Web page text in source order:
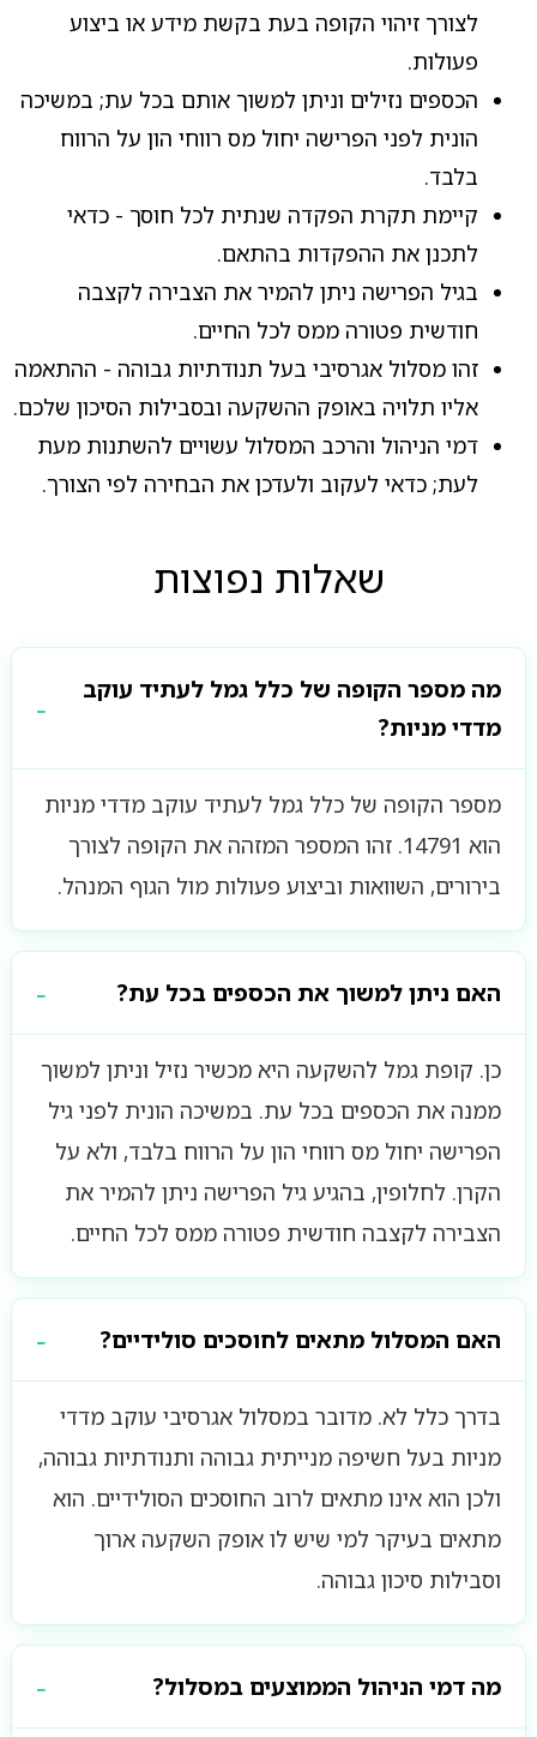
לצורך זיהוי הקופה בעת בקשת מידע או ביצוע
פעולות.
הכספים נזילים וניתן למשוך אותם בכל עת; במשיכה
הונית לפני הפרישה יחול מס רווחי הון על הרווח
בלבד.
קיימת תקרת הפקדה שנתית לכל חוסך - כדאי
לתכנן את ההפקדות בהתאם.
בגיל הפרישה ניתן להמיר את הצבירה לקצבה
חודשית פטורה ממס לכל החיים.
זהו מסלול אגרסיבי בעל תנודתיות גבוהה - ההתאמה
אליו תלויה באופק ההשקעה ובסבילות הסיכון שלכם.
דמי הניהול והרכב המסלול עשויים להשתנות מעת
לעת; כדאי לעקוב ולעדכן את הבחירה לפי הצורך.
שאלות נפוצות
מה מספר הקופה של כלל גמל לעתיד עוקב
מדדי מניות?
מספר הקופה של כלל גמל לעתיד עוקב מדדי מניות
הוא 14791. זהו המספר המזהה את הקופה לצורך
בירורים, השוואות וביצוע פעולות מול הגוף המנהל.
האם ניתן למשוך את הכספים בכל עת?
כן. קופת גמל להשקעה היא מכשיר נזיל וניתן למשוך
ממנה את הכספים בכל עת. במשיכה הונית לפני גיל
הפרישה יחול מס רווחי הון על הרווח בלבד, ולא על
הקרן. לחלופין, בהגיע גיל הפרישה ניתן להמיר את
הצבירה לקצבה חודשית פטורה ממס לכל החיים.
האם המסלול מתאים לחוסכים סולידיים?
בדרך כלל לא. מדובר במסלול אגרסיבי עוקב מדדי
מניות בעל חשיפה מנייתית גבוהה ותנודתיות גבוהה,
ולכן הוא אינו מתאים לרוב החוסכים הסולידיים. הוא
מתאים בעיקר למי שיש לו אופק השקעה ארוך
וסבילות סיכון גבוהה.
מה דמי הניהול הממוצעים במסלול?